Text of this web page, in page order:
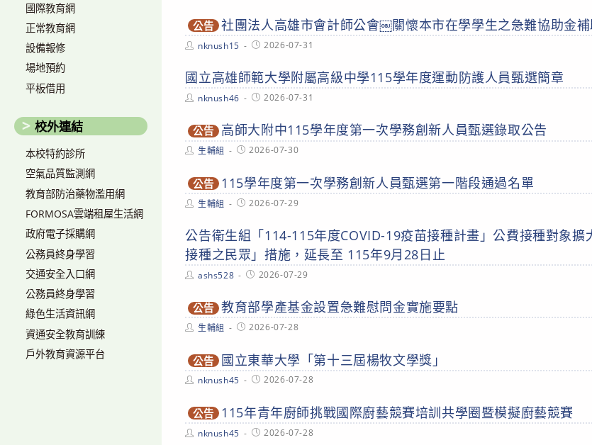
公告 社團法人高雄市會計師公會￼關懷本市在學學生之急難協助金
Postnknush15
Post2026-07-31
國立高雄師範大學附屬高級中學115學年度運動防護人員甄選簡章
Postnknush46
Post2026-07-31
公告 高師大附中115學年度第一次學務創新人員甄選錄取公告
Post生輔組
Post2026-07-30
公告 115學年度第一次學務創新人員甄選第一階段通過名單
Post生輔組
Post2026-07-29
公告衛生組「114-115年度COVID-19疫苗接種計畫」公費接種對象擴
接種之民眾」措施，延長至 115年9月28日止
Postashs528
Post2026-07-29
公告 教育部學產基金設置急難慰問金實施要點
Post生輔組
Post2026-07-28
公告 國立東華大學「第十三屆楊牧文學獎」
Postnknush45
Post2026-07-28
公告 115年青年廚師挑戰國際廚藝競賽培訓共學圈暨模擬廚藝競賽
Postnknush45
Post2026-07-28
國際教育網
正常教育網
設備報修
場地預約
平板借用
校外連結
本校特約診所
空氣品質監測網
教育部防治藥物濫用網
FORMOSA雲端租屋生活網
政府電子採購網
公務員終身學習
交通安全入口網
公務員終身學習
綠色生活資訊網
資通安全教育訓練
戶外教育資源平台